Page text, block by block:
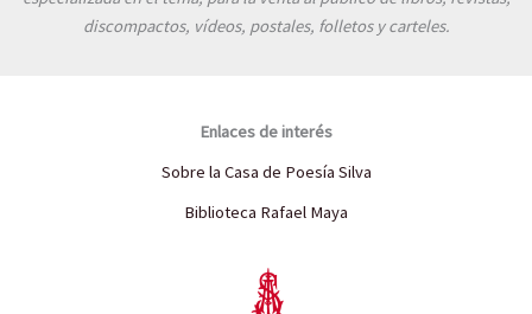
discompactos, vídeos, postales, folletos y carteles.
Enlaces de interés
Sobre la Casa de Poesía Silva
Biblioteca Rafael Maya